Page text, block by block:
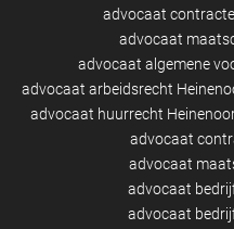
advocaat
advocaat
advocaat algemene
advocaat arbeidsrecht
advocaat huurrecht
advocaat
advocaat
advocaat
advocaat